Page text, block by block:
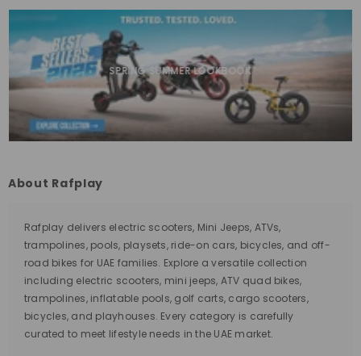
SPRING SUMMER LOOKBOOK
About Rafplay
Rafplay delivers electric scooters, Mini Jeeps, ATVs,
trampolines, pools, playsets, ride-on cars, bicycles, and off-
road bikes for UAE families. Explore a versatile collection
including electric scooters, mini jeeps, ATV quad bikes,
trampolines, inflatable pools, golf carts, cargo scooters,
bicycles, and playhouses. Every category is carefully
curated to meet lifestyle needs in the UAE market.